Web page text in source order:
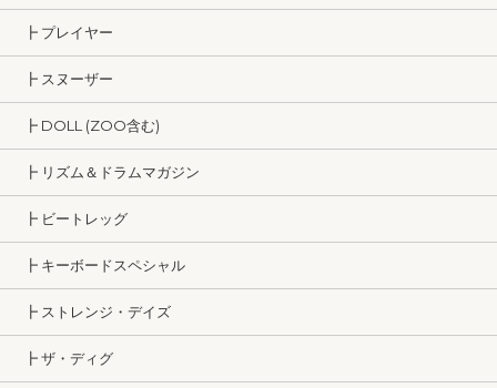
┣ プレイヤー
┣ スヌーザー
┣ DOLL (ZOO含む)
┣ リズム＆ドラムマガジン
┣ ビートレッグ
┣ キーボードスペシャル
┣ ストレンジ・デイズ
┣ ザ・ディグ